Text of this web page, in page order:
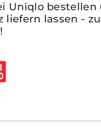
Uniqlo bestellen
liefern lassen -